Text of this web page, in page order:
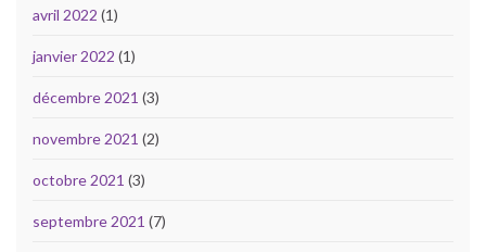
avril 2022 (1)
janvier 2022 (1)
décembre 2021 (3)
novembre 2021 (2)
octobre 2021 (3)
septembre 2021 (7)